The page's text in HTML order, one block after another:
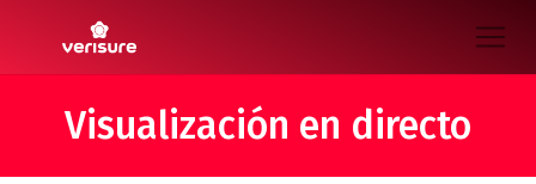
Visualización en directo